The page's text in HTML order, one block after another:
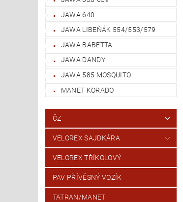
JAWA 640
JAWA LIBEŇÁK 554/553/579
JAWA BABETTA
JAWA DANDY
JAWA 585 MOSQUITO
MANET KORADO
ČZ
VELOREX SAJDKÁRA
VELOREX TŘÍKOLOVÝ
PAV PŘÍVĚSNÝ VOZÍK
TATRAN/MANET